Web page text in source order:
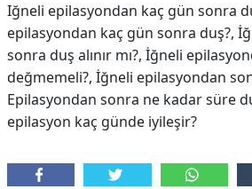
Iğneli epilasyondan kaç gün sonra
epilasyondan kaç gün sonra duş?,
sonra duş alınır mı?, İğneli
değmemeli?, İğneli epilasyondan
Epilasyondan sonra ne kadar süre
epilasyon kaç günde iyileşir?